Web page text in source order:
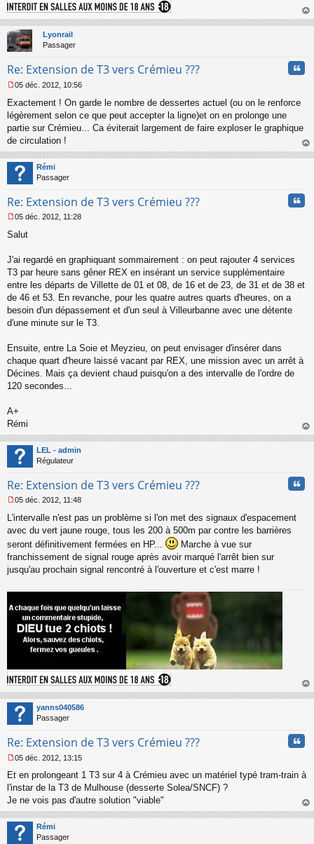
au
Lyonrail
Passager
Re: Extension de T3 vers Crémieu ???
e
s
g
n
o
u
05 déc. 2012, 10:56
Exactement ! On garde le nombre de dessertes actuel (ou on le renforce
légèrement selon ce que peut accepter la ligne)et on en prolonge une
partie sur Crémieu... Ca éviterait largement de faire exploser le graphique
de circulation !
au
Rémi
Passager
Re: Extension de T3 vers Crémieu ???
e
s
g
e
n
o
05 déc. 2012, 11:28
Salut
J'ai regardé en graphiquant sommairement : on peut rajouter 4 services
T3 par heure sans gêner REX en insérant un service supplémentaire
entre les départs de Villette de 01 et 08, de 16 et de 23, de 31 et de 38 et
de 46 et 53. En revanche, pour les quatre autres quarts d'heures, on a
besoin d'un dépassement et d'un seul à Villeurbanne avec une détente
d'une minute sur le T3.
Ensuite, entre La Soie et Meyzieu, on peut envisager d'insérer dans
chaque quart d'heure laissé vacant par REX, une mission avec un arrêt à
Décines. Mais ça devient chaud puisqu'on a des intervalle de l'ordre de
120 secondes...
A+
Rémi
au
LEL - admin
Régulateur
Re: Extension de T3 vers Crémieu ???
e
s
a
g
e
o
n
l
u
05 déc. 2012, 11:48
L'intervalle n'est pas un problème si l'on met des signaux d'espacement
avec du vert jaune rouge, tous les 200 à 500m par contre les barrières
seront définitivement fermées en HP...
Marche à vue sur
franchissement de signal rouge après avoir marqué l'arrêt bien sur
jusqu'au prochain signal rencontré à l'ouverture et c'est marre !
au
yanns040586
Passager
Re: Extension de T3 vers Crémieu ???
e
s
s
g
e
n
05 déc. 2012, 13:15
Et en prolongeant 1 T3 sur 4 à Crémieu avec un matériel typé tram-train à
l'instar de la T3 de Mulhouse (desserte Solea/SNCF) ?
Je ne vois pas d'autre solution "viable"
au
Rémi
Passager